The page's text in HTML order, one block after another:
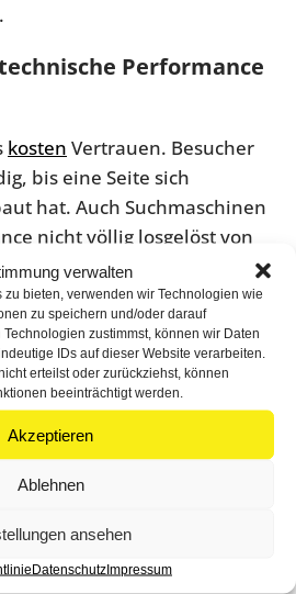
verwalten
bieten, verwenden wir Technologien wie
zu speichern und/oder darauf
zustimmst, können wir Daten
IDs auf dieser Website verarbeiten.
erteilst oder zurückziehst, können
beeinträchtigt werden.
Akzeptieren
Ablehnen
ansehen
DatenschutzImpressum
Performance
kosten Vertrauen. Besucher
bis eine Seite sich
hat. Auch Suchmaschinen
nicht völlig losgelöst von
Wartung sollte daher immer
und technische
um einen abstrakten
ist, ob sich die Seite für
genug anfühlt, ob Bilder zu
sauber läuft, ob unnötige
oder ob externe Skripte
Plugin-Wechsel viel,
der Flaschenhals,